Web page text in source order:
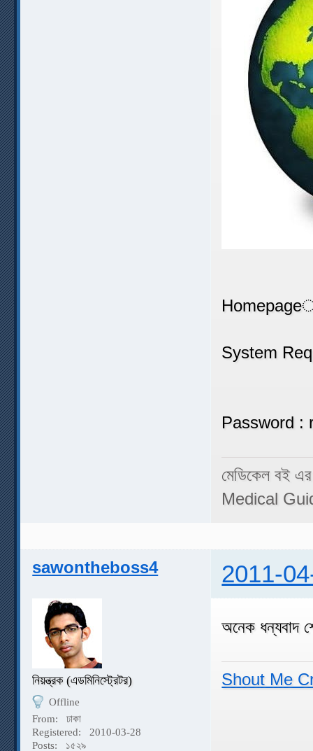
System
Password :
মেডিকেল বই
Medical
sawontheboss4 2011-
নিয়ন্ত্রক (এডমিনিস্ট্রেটর)
Offline
From:
ঢাকা
Registered:
2010-03-28
Posts:
১৫২৯
অনেক ধন্যবাদ
Shout Me